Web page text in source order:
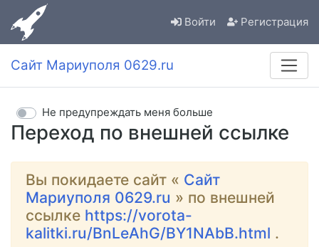
Войти Регистрация
Сайт Мариуполя 0629.ru
Переход по внешней ссылке
Не предупреждать меня больше
Вы покидаете сайт « Сайт
Мариуполя 0629.ru » по внешней
ссылке https://vorota-
kalitki.ru/BnLeAhG/BY1NAbB.html .